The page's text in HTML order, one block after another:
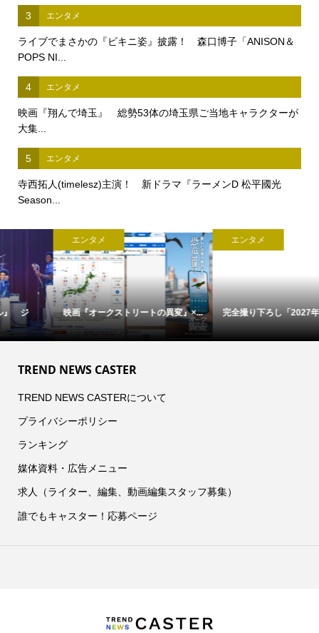
3 エンタメ
ライブでまさかの『ビキニ姿』披露！ 森口博子「ANISON＆
POPS NI...
4 エンタメ
映画『翔んで埼玉』 総勢53体の埼玉県ご当地キャラクターが
大集...
5 エンタメ
寺西拓人(timelesz)主演！ 新ドラマ『ラーメンD 松平國光
Season...
映画『オークストリートの異変』×...
エンタメ
完全撮り下ろし「2027年版 羽生結...
TREND NEWS CASTER
TREND NEWS CASTERについて
プライバシーポリシー
ランキング
媒体資料・広告メニュー
求人（ライター、編集、動画編集スタッフ募集）
誰でもキャスター！応募ページ